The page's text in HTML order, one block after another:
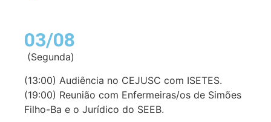
03/08
(Segunda)
(13:00) Audiência no CEJUSC com ISETES.
(19:00) Reunião com Enfermeiras/os de Simões
Filho-Ba e o Jurídico do SEEB.